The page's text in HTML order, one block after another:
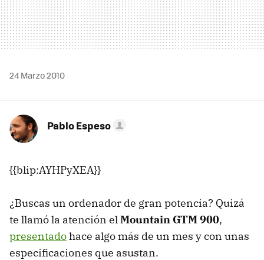
24 Marzo 2010
Pablo Espeso
{{blip:AYHPyXEA}}
¿Buscas un ordenador de gran potencia? Quizá
te llamó la atención elMountain GTM 900,
presentadohace algo más de un mes y con unas
especificaciones que asustan.